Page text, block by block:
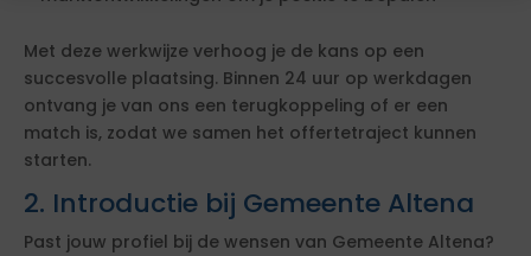
Met deze werkwijze verhoog je de kans op een
succesvolle plaatsing. Binnen 24 uur op werkdagen
ontvang je van ons een terugkoppeling of er een
match is, zodat we samen het offertetraject kunnen
starten.
2. Introductie bij Gemeente Altena
Past jouw profiel bij de wensen van Gemeente Altena?